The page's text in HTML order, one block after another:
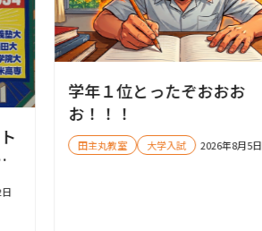
学年１位とったぞおおお
お！！！
田主丸教室 大学入試 2026年8月5日